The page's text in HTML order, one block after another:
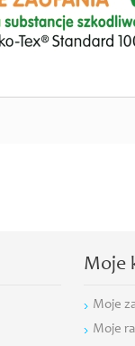
Moje
Moje
Moje